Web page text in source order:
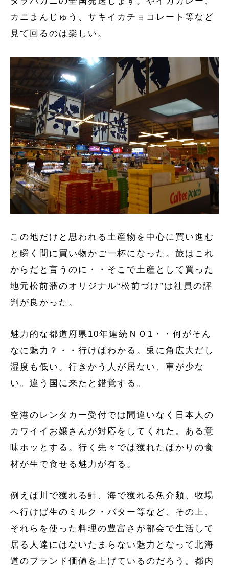
カニまんじゅう、サキイカチョコレート等など
見て回るのは楽しい。
この地だけと思われる土産物を中心に買い進む
と瞬く間に買い物かご一杯になった。旅はこれ
からだと言うのに・・そこで土産として買った
地元松前藩のオリジナル“松前づけ”は社員の評
判が良かった。
魅力的な都道府県10年連続ＮＯ1・・何がそん
なに魅力？・・行けばわかる。兎に角広大だし
湿度も低い。行きかう人が居ない、車が少な
い。違う国に来たと錯覚する。
空港のレンタカー受付では間違いなく日本人の
カワイイお嬢さんが対応をしてくれた。ある意
味ホッとする。行く先々では獲れたばかりの食
材が生で食せる魅力が有る。
例えば川で獲れる鮭、海で獲れる魚介類、牧場
へ行けば生のミルク・バター等など、その上、
それらを使った料理の豊富さが都会で生活して
居る人達にはないたまらない魅力となって北海
道のブランド価値を上げているのだろう。都内